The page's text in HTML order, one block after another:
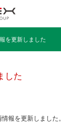
を更新しました
した
報を更新しました。